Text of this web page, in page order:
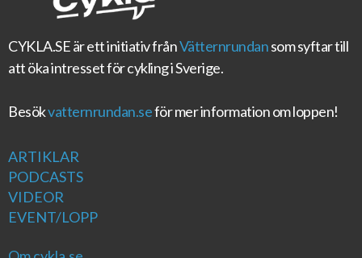
CYKLA.SEär ett initiativ frånVätternrundansom syftar till
att öka intresset för cykling i Sverige.
Besökvatternrundan.seför mer information om loppen!
ARTIKLAR
PODCASTS
VIDEOR
EVENT/LOPP